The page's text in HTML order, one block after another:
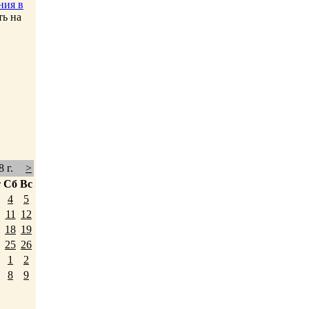
в
на
г.
>
Сб Вс
4
5
11
12
18 19
25 26
1
2
8 9